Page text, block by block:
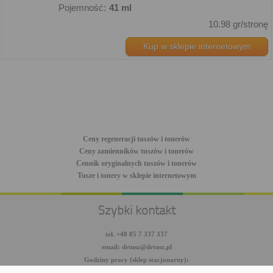
Pojemność: 41 ml
10.98 gr/stronę
Kup w sklepie internetowym
Ceny regeneracji tuszów i tonerów
Ceny zamienników tuszów i tonerów
Cennik oryginalnych tuszów i tonerów
Tusze i tonery w sklepie internetowym
Szybki kontakt
tel. +48 85 7 337 337
email: drtusz@drtusz.pl
Godziny pracy (sklep stacjonarny):